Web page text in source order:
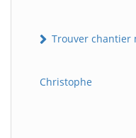
Trouver chantier
Christophe